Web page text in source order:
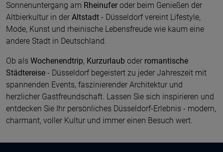
Sonnenuntergang am Rheinufer oder beim Genießen der
Altbierkultur in der Altstadt - Düsseldorf vereint Lifestyle,
Mode, Kunst und rheinische Lebensfreude wie kaum eine
andere Stadt in Deutschland.
Ob als Wochenendtrip, Kurzurlaub oder romantische
Städtereise - Düsseldorf begeistert zu jeder Jahreszeit mit
spannenden Events, faszinierender Architektur und
herzlicher Gastfreundschaft. Lassen Sie sich inspirieren und
entdecken Sie Ihr persönliches Düsseldorf-Erlebnis - modern,
charmant, voller Kultur und immer einen Besuch wert.